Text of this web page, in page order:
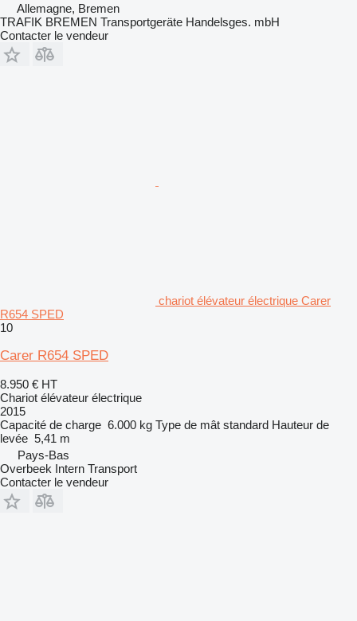
Allemagne, Bremen
TRAFIK BREMEN Transportgeräte Handelsges. mbH
Contacter le vendeur
chariot élévateur électrique Carer
R654 SPED
10
Carer R654 SPED
8.950 € HT
Chariot élévateur électrique
2015
Capacité de charge 6.000 kg Type de mât standard Hauteur de
levée 5,41 m
Pays-Bas
Overbeek Intern Transport
Contacter le vendeur